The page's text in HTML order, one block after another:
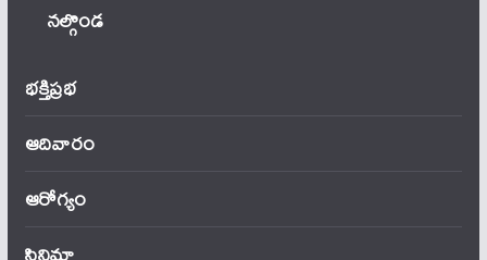
నల్గొండ
భక్తిప్రభ
ఆదివారం
ఆరోగ్యం